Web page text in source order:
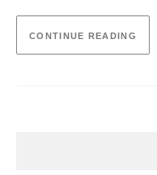
CONTINUE READING